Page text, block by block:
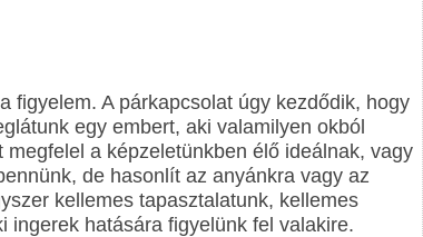
figyelem. A párkapcsolat úgy kezdődik, hogy
egy embert, aki valamilyen okból
a képzeletünkben élő ideálnak, vagy
de hasonlít az anyánkra vagy az
kellemes tapasztalatunk, kellemes
ingerek hatására figyelünk fel valakire.